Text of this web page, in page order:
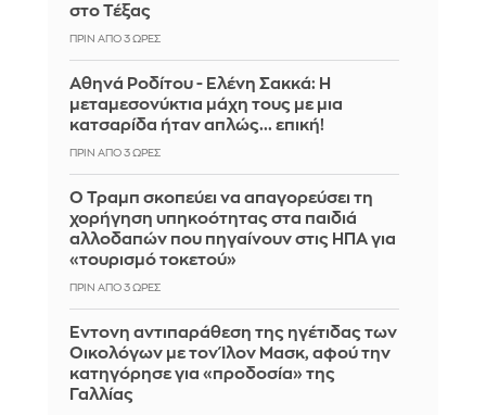
στο Τέξας
ΠΡΙΝ ΑΠΌ 3 ΏΡΕΣ
Αθηνά Ροδίτου - Ελένη Σακκά: Η
μεταμεσονύκτια μάχη τους με μια
κατσαρίδα ήταν απλώς... επική!
ΠΡΙΝ ΑΠΌ 3 ΏΡΕΣ
Ο Τραμπ σκοπεύει να απαγορεύσει τη
χορήγηση υπηκοότητας στα παιδιά
αλλοδαπών που πηγαίνουν στις ΗΠΑ για
«τουρισμό τοκετού»
ΠΡΙΝ ΑΠΌ 3 ΏΡΕΣ
Έντονη αντιπαράθεση της ηγέτιδας των
Οικολόγων με τον Ίλον Μασκ, αφού την
κατηγόρησε για «προδοσία» της
Γαλλίας